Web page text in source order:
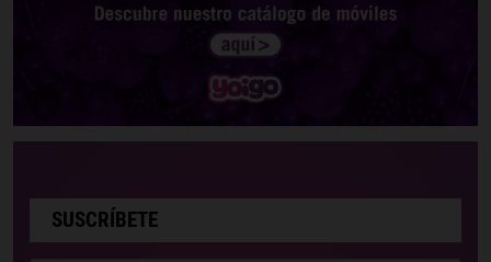
SUSCRÍBETE